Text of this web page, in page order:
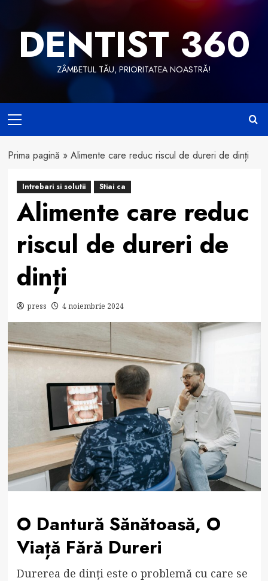
contentDENTIST 360
ZÂMBETUL TĂU, PRIORITATEA NOASTRĂ!
Menu
Prima pagină » Alimente care reduc riscul de dureri de dinți
Intrebari si solutii Stiai ca
Alimente care reduc
riscul de dureri de
dinți
press 4 noiembrie 2024
O Dantură Sănătoasă, O
Viață Fără Dureri
Durerea de dinți este o problemă cu care se